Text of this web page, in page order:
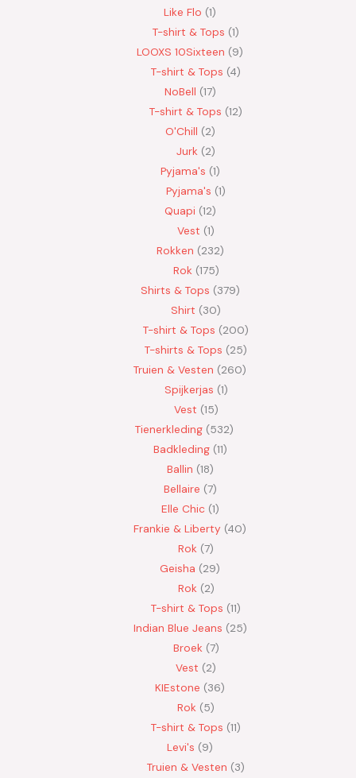
Like Flo 1
T-shirt & Tops 1
LOOXS 10Sixteen
9
T-shirt & Tops 4
NoBell 17
T-shirt & Tops 12
O'Chill 2
Jurk
2
Pyjama's 1
Pyjama's 1
Quapi 12
Vest 1
Rokken 232
Rok 175
Shirts & Tops 379
Shirt
30
T-shirt & Tops
200
T-shirts & Tops
25
Truien & Vesten
260
Spijkerjas 1
Vest 15
Tienerkleding 532
Badkleding 11
Ballin 18
Bellaire 7
Elle Chic 1
Frankie & Liberty 40
Rok 7
Geisha
29
Rok 2
T-shirt & Tops 11
Indian Blue Jeans 25
Broek 7
Vest
2
KIEstone
36
Rok
5
T-shirt & Tops 11
Levi's
9
Truien & Vesten
3